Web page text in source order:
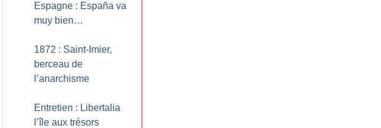
Espagne : España va
muy bien…
1872 : Saint-Imier,
berceau de
l’anarchisme
Entretien : Libertalia
l’île aux trésors